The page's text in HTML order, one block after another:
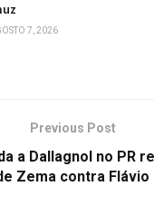
7, 2026
Previous Post
a Dallagnol no PR
Zema contra Flávio